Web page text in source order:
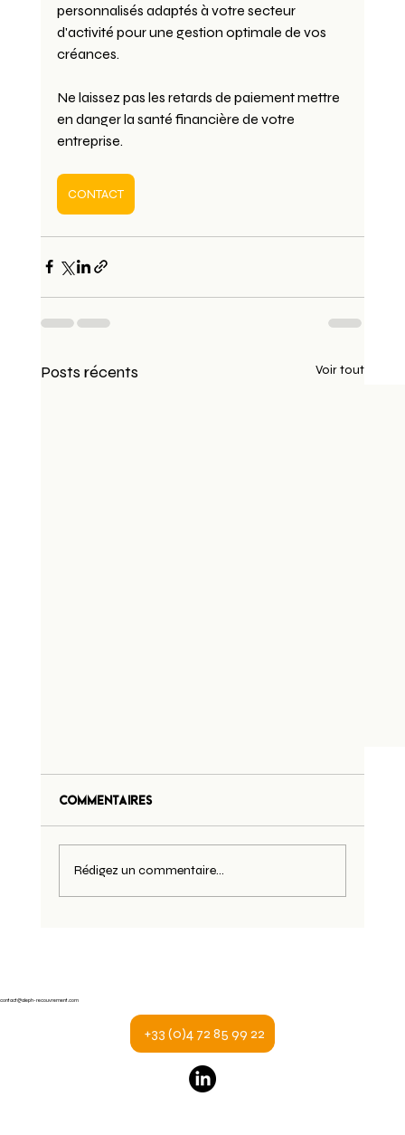
personnalisés adaptés à votre secteur
d'activité pour une gestion optimale de vos
créances.
Ne laissez pas les retards de paiement mettre
en danger la santé financière de votre
entreprise.
CONTACT
Posts récents Voir tout
12 jours de retard de paiement en
en France
Commentaires
Rédigez un commentaire...
contact@aleph-recouvrement.com
+33 (0)4 72 85 99 22